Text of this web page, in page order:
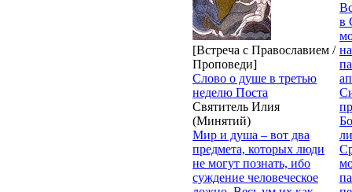
[Встреча с Православием /
Проповеди]
Слово о душе в третью
неделю Поста
Святитель Илия
(Минятий)
Мир и душа – вот два
предмета, которых люди
не могут познать, ибо
суждение человеческое
в